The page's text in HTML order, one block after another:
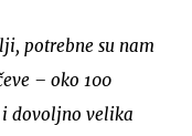
potrebne su nam
– oko 100
dovoljno velika